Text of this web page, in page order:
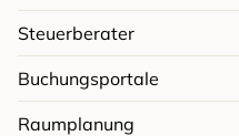
Steuerberater
Buchungsportale
Raumplanung